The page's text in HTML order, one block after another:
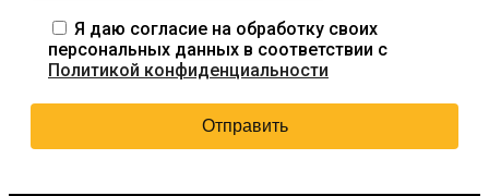
Я даю согласие на обработку своих
персональных данных в соответствии с
Политикой конфиденциальности